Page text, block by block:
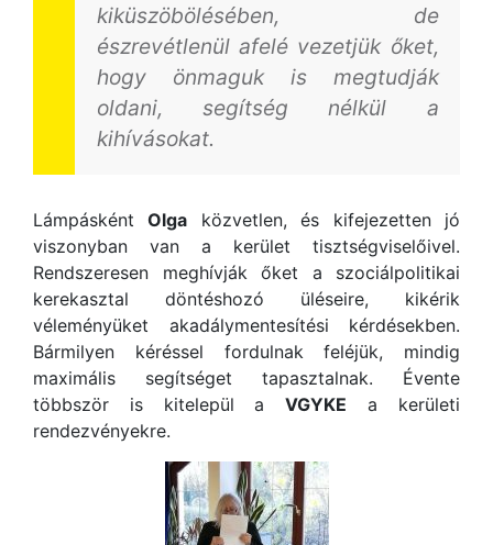
kiküszöbölésében, de
észrevétlenül afelé vezetjük őket,
hogy önmaguk is megtudják
oldani, segítség nélkül a
kihívásokat.
LámpáskéntOlga közvetlen, és kifejezetten jó
viszonyban van a kerület tisztségviselőivel.
Rendszeresen meghívják őket a szociálpolitikai
kerekasztal döntéshozó üléseire, kikérik
véleményüket akadálymentesítési kérdésekben.
Bármilyen kéréssel fordulnak feléjük, mindig
maximális segítséget tapasztalnak. Évente
többször is kitelepül aVGYKE a kerületi
rendezvényekre.